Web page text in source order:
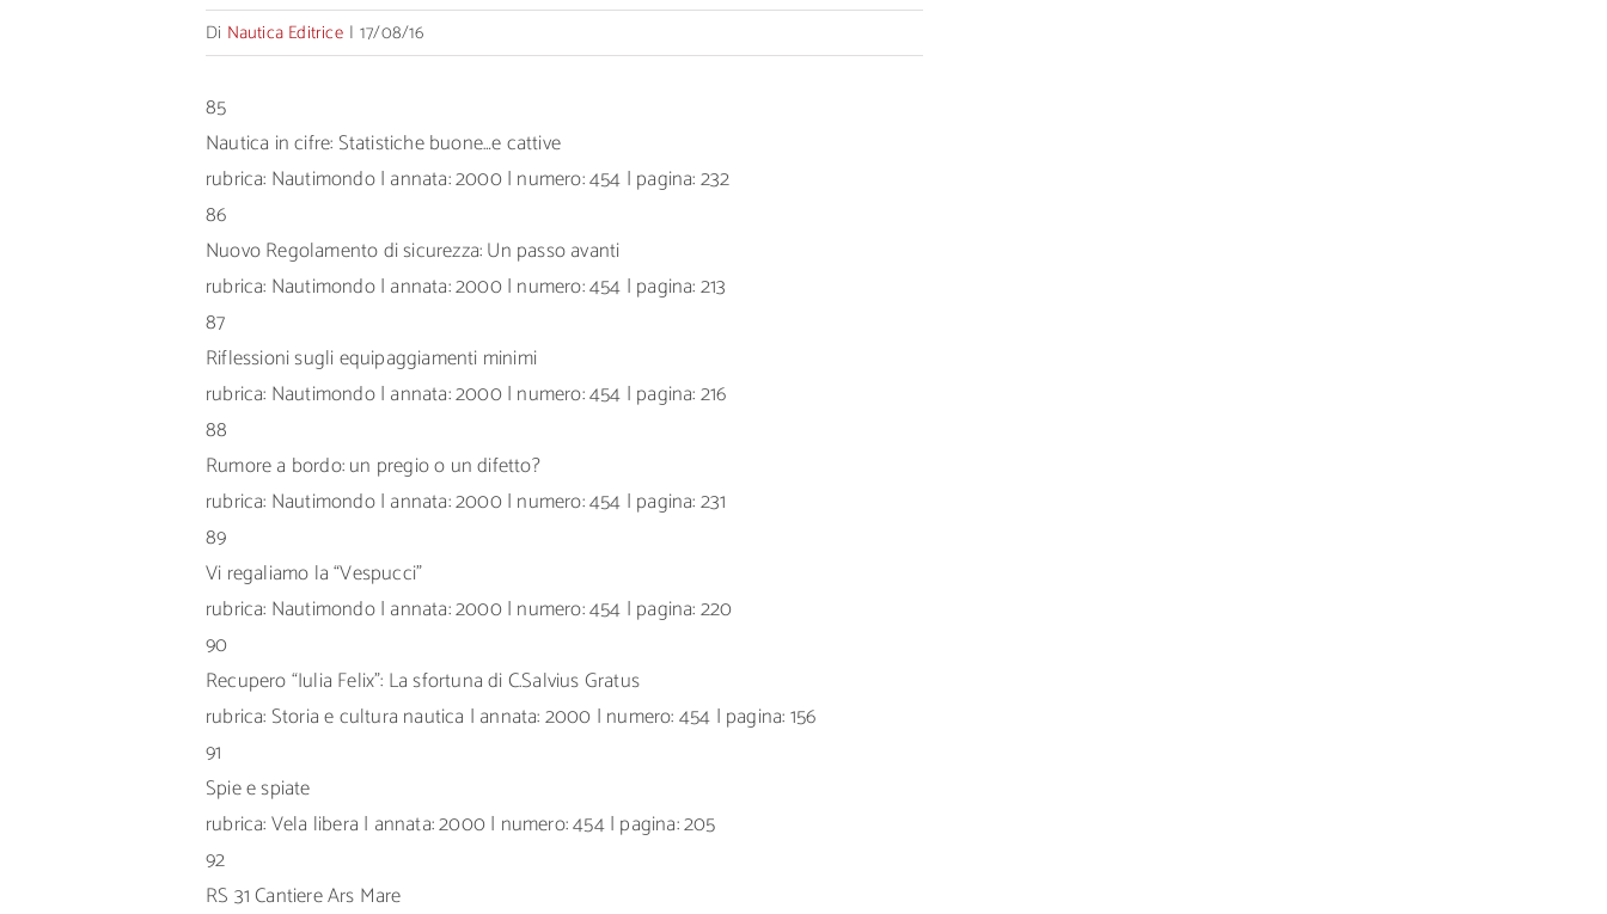
Di Nautica Editrice | 17/08/16
85
Nautica in cifre: Statistiche buone…e cattive
rubrica: Nautimondo | annata: 2000 | numero: 454 | pagina: 232
86
Nuovo Regolamento di sicurezza: Un passo avanti
rubrica: Nautimondo | annata: 2000 | numero: 454 | pagina: 213
87
Riflessioni sugli equipaggiamenti minimi
rubrica: Nautimondo | annata: 2000 | numero: 454 | pagina: 216
88
Rumore a bordo: un pregio o un difetto?
rubrica: Nautimondo | annata: 2000 | numero: 454 | pagina: 231
89
Vi regaliamo la “Vespucci”
rubrica: Nautimondo | annata: 2000 | numero: 454 | pagina: 220
90
Recupero “Iulia Felix”: La sfortuna di C.Salvius Gratus
rubrica: Storia e cultura nautica | annata: 2000 | numero: 454 | pagina: 156
91
Spie e spiate
rubrica: Vela libera | annata: 2000 | numero: 454 | pagina: 205
92
RS 31 Cantiere Ars Mare